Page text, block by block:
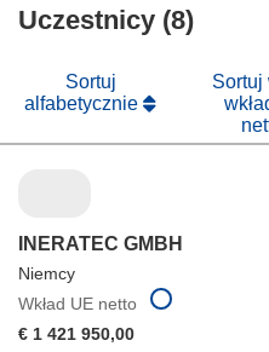
nowym
Uczestnicy (8)
Sortuj
alfabetycznie
Sortuj
INERATEC GMBH
Niemcy
Wkład UE netto
€ 1 421 950,00